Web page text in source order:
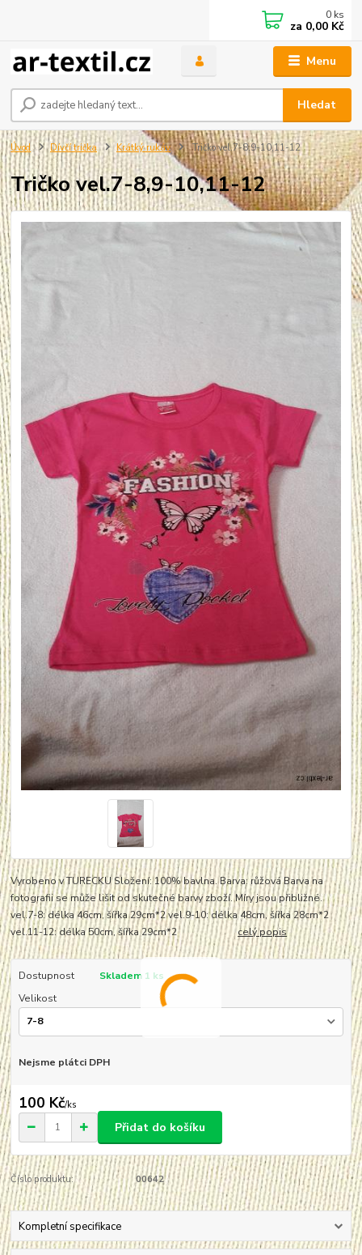
Menu
Hledat
0 ks
za 0,00 Kč
Úvod Dívčí trička Krátký rukáv Tričko vel.7-8,9-10,11-12
Tričko vel.7-8,9-10,11-12
Vyrobeno v TURECKU Složení: 100% bavlna. Barva: růžová Barva na
fotografii se může lišit od skutečné barvy zboží. Míry jsou přibližné.
vel.7-8: délka 46cm, šířka 29cm*2 vel.9-10: délka 48cm, šířka 28cm*2
vel.11-12: délka 50cm, šířka 29cm*2celý popis
Dostupnost
Skladem 1 ks
Velikost
Nejsme plátci DPH
100 Kč/ks
Přidat do košíku
Číslo produktu: 00642
Kompletní specifikace